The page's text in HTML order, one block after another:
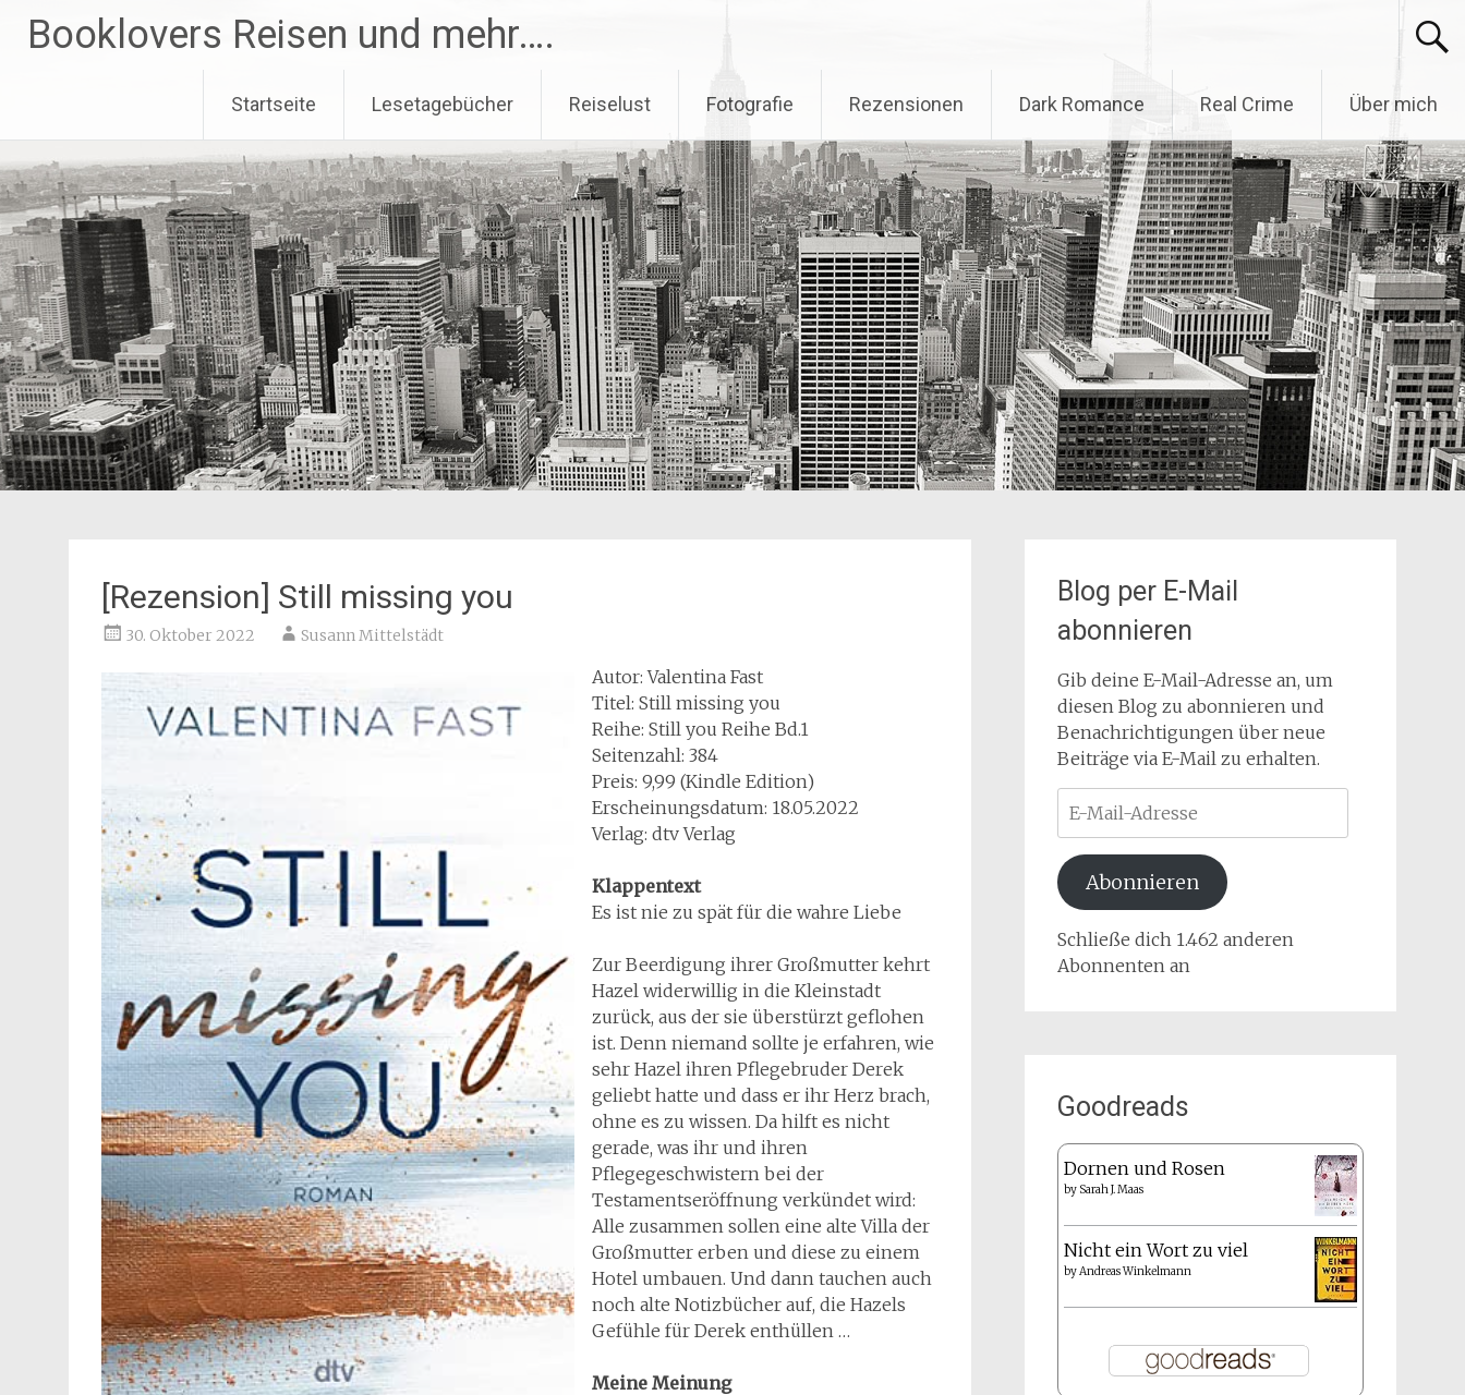
InhaltBooklovers Reisen und mehr….
Startseite Lesetagebücher Reiselust Fotografie Rezensionen Dark Romance Real Crime Über mich
[Rezension] Still missing you
30. Oktober 2022 Susann Mittelstädt
Autor: Valentina Fast
Titel: Still missing you
Reihe: Still you Reihe Bd.1
Seitenzahl: 384
Preis: 9,99 (Kindle Edition)
Erscheinungsdatum: 18.05.2022
Verlag: dtv Verlag
Klappentext
Es ist nie zu spät für die wahre Liebe
Zur Beerdigung ihrer Großmutter kehrt
Hazel widerwillig in die Kleinstadt
zurück, aus der sie überstürzt geflohen
ist. Denn niemand sollte je erfahren, wie
sehr Hazel ihren Pflegebruder Derek
geliebt hatte und dass er ihr Herz brach,
ohne es zu wissen. Da hilft es nicht
gerade, was ihr und ihren
Pflegegeschwistern bei der
Testamentseröffnung verkündet wird:
Alle zusammen sollen eine alte Villa der
Großmutter erben und diese zu einem
Hotel umbauen. Und dann tauchen auch
noch alte Notizbücher auf, die Hazels
Gefühle für Derek enthüllen …
Meine Meinung
Blog per E-Mail
abonnieren
Gib deine E-Mail-Adresse an, um
diesen Blog zu abonnieren und
Benachrichtigungen über neue
Beiträge via E-Mail zu erhalten.
Mail-
Adresse
Abonnieren
Schließe dich 1.462 anderen
Abonnenten an
Goodreads
Dornen und Rosen
by Sarah J. Maas
Nicht ein Wort zu viel
byAndreas Winkelmann